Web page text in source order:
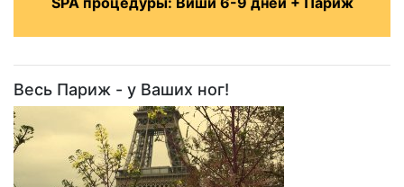
Весь Париж - у Ваших ног!